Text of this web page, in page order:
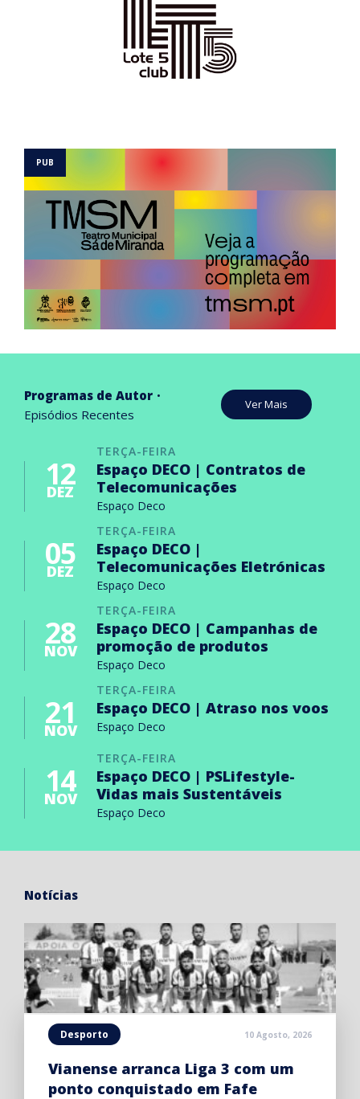
Programas de Autor
Episódios Recentes
Ver Mais
TERÇA-FEIRA
12
DEZ
Espaço DECO | Contratos de
Telecomunicações
Espaço Deco
TERÇA-FEIRA
05
DEZ
Espaço DECO |
Telecomunicações Eletrónicas
Espaço Deco
TERÇA-FEIRA
28
NOV
Espaço DECO | Campanhas de
promoção de produtos
Espaço Deco
TERÇA-FEIRA
21
NOV
Espaço DECO | Atraso nos voos
Espaço Deco
TERÇA-FEIRA
14
NOV
Espaço DECO | PSLifestyle-
Vidas mais Sustentáveis
Espaço Deco
Notícias
Desporto 10 Agosto, 2026
Vianense arranca Liga 3 com um
ponto conquistado em Fafe